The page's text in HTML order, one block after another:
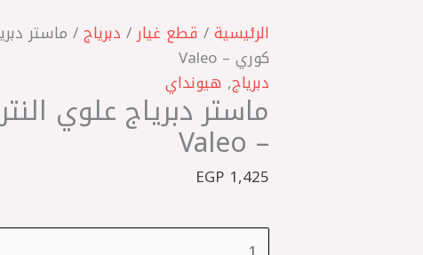
الرئيسية/ قطع غيار/ دبرياج
كوري – Valeo
دبرياج, هيونداي
– Valeo
EGP 1,425
ماستر
دبرياج
علوي
النترا
كوري
-